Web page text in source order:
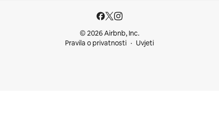
© 2026 Airbnb, Inc.
Pravila o privatnosti
Uvjeti